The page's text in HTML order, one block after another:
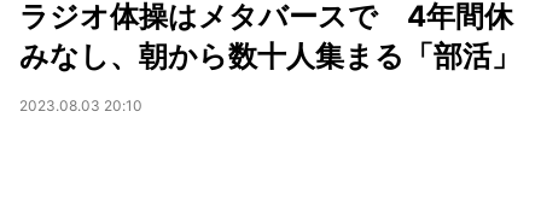
ラジオ体操はメタバースで 4年間休
みなし、朝から数十人集まる「部活」
2023.08.03 20:10